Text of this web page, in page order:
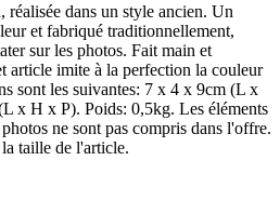
dans un style ancien. Un
et fabriqué traditionnellement,
sur les photos. Fait main et
article imite à la perfection la couleur
sont les suivantes: 7 x 4 x 9cm (L x
x H x P). Poids: 0,5kg. Les éléments
ne sont pas compris dans l'offre.
taille de l'article.